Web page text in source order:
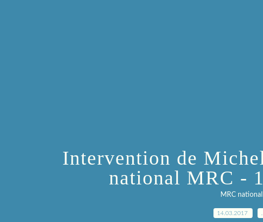
Intervention de
national MRC -
MRC national
14.03.2017